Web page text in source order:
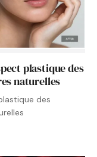
plastique des
naturelles
des